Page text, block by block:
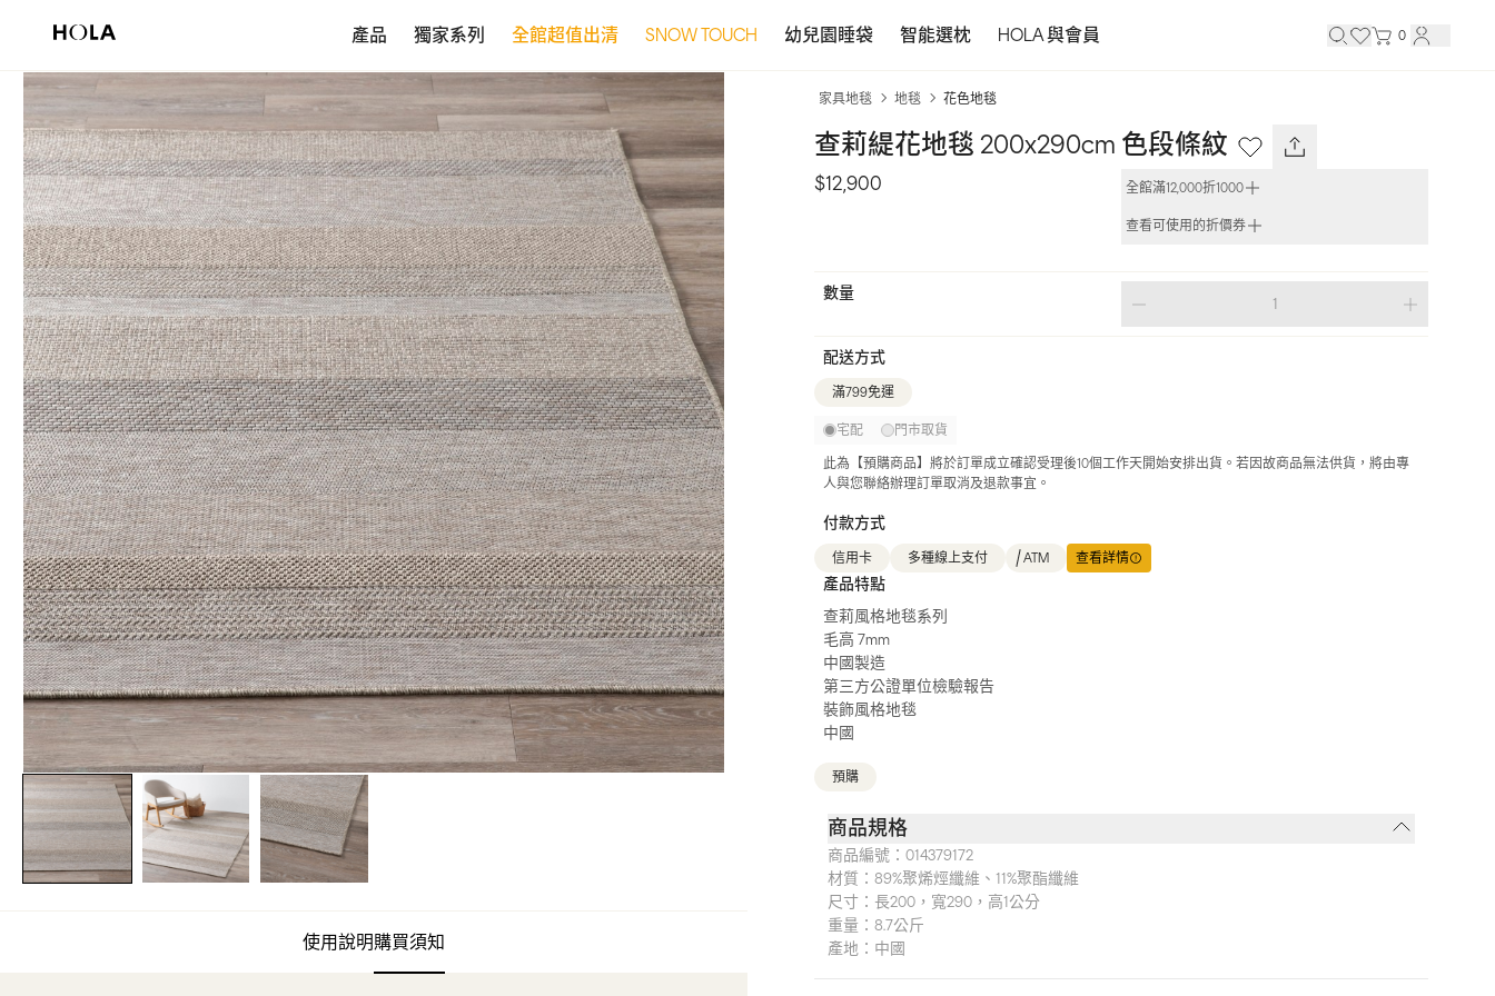
產品 獨家系列 全館超值出清 SNOW TOUCH 幼兒園睡袋 智能選枕 HOLA 與會員 0
使用說明購買須知
家具地毯 地毯 花色地毯
查莉緹花地毯 200x290cm 色段條紋
$12,900 全館滿12,000折1000
查看可使用的折價券
數量
配送方式
滿799免運
宅配 門市取貨
此為【預購商品】將於訂單成立確認受理後10個工作天開始安排出貨。若因故商品無法供貨，將由專
人與您聯絡辦理訂單取消及退款事宜。
付款方式
信用卡 多種線上支付 ATM 查看詳情
產品特點
查莉風格地毯系列
毛高 7mm
中國製造
第三方公證單位檢驗報告
裝飾風格地毯
中國
預購
商品規格
商品編號： 014379172
材質： 89%聚烯烴纖維、11%聚酯纖維
尺寸： 長200，寬290，高1公分
重量： 8.7公斤
產地： 中國